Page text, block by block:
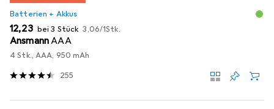
Batterien + Akkus
EUR
12,23 bei 3 Stück EUR
3,06/1Stk.
AnsmannAAA
4 Stk., AAA, 950 mAh
255